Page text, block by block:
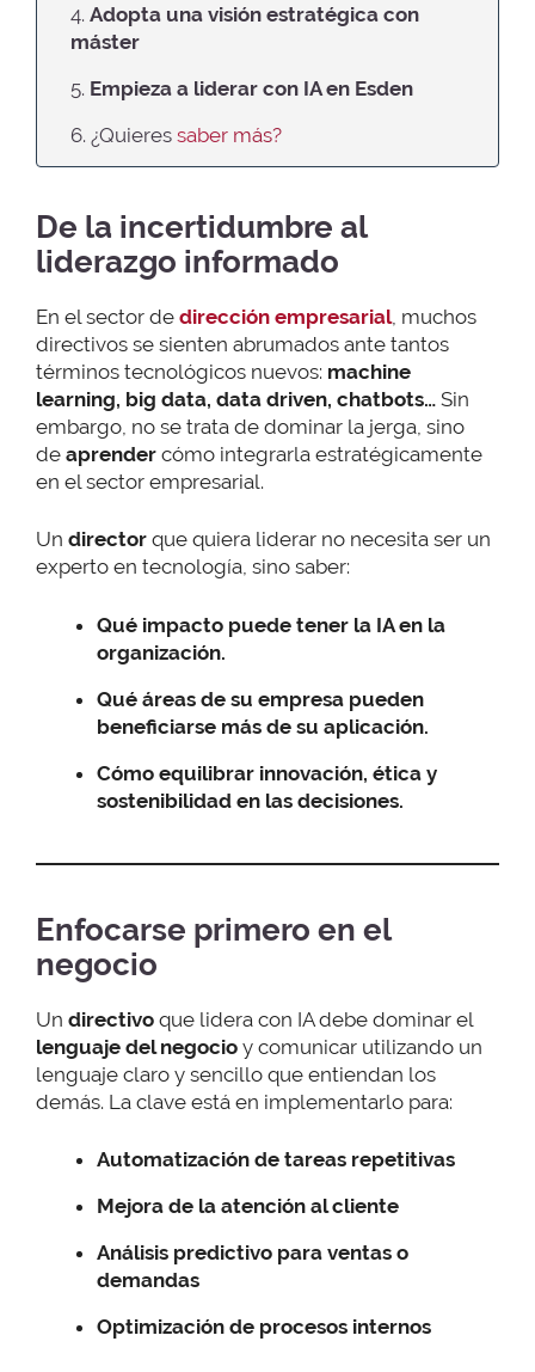
4. Adopta una visión estratégica con
máster
5. Empieza a liderar con IA en Esden
6. ¿Quieres saber más?
De la incertidumbre al
liderazgo informado
En el sector de dirección empresarial, muchos
directivos se sienten abrumados ante tantos
términos tecnológicos nuevos: machine
learning, big data, data driven, chatbots… Sin
embargo, no se trata de dominar la jerga, sino
de aprender cómo integrarla estratégicamente
en el sector empresarial.
Un director que quiera liderar no necesita ser un
experto en tecnología, sino saber:
Qué impacto puede tener la IA en la
organización.
Qué áreas de su empresa pueden
beneficiarse más de su aplicación.
Cómo equilibrar innovación, ética y
sostenibilidad en las decisiones.
Enfocarse primero en el
negocio
Un directivo que lidera con IA debe dominar el
lenguaje del negocio y comunicar utilizando un
lenguaje claro y sencillo que entiendan los
demás. La clave está en implementarlo para:
Automatización de tareas repetitivas
Mejora de la atención al cliente
Análisis predictivo para ventas o
demandas
Optimización de procesos internos